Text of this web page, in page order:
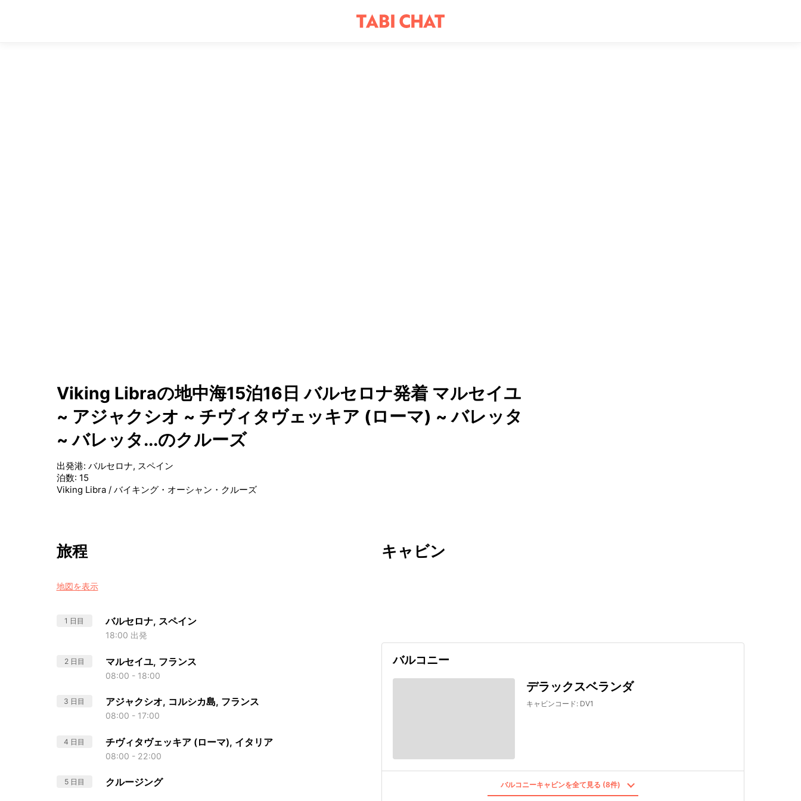
Viking Libraの地中海15泊16日 バルセロナ発着 マルセイユ
~ アジャクシオ ~ チヴィタヴェッキア (ローマ) ~ バレッタ
~ バレッタ...のクルーズ
出発港: バルセロナ, スペイン
泊数: 15
Viking Libra/ バイキング・オーシャン・クルーズ
旅程
地図を表示
1 日目 バルセロナ, スペイン
18:00 出発
2 日目 マルセイユ, フランス
08:00 - 18:00
3 日目 アジャクシオ, コルシカ島, フランス
08:00 - 17:00
4 日目 チヴィタヴェッキア (ローマ), イタリア
08:00 - 22:00
5 日目 クルージング
キャビン
バルコニー
デラックスベランダ
キャビンコード: DV1
バルコニーキャビンを全て見る (8件)